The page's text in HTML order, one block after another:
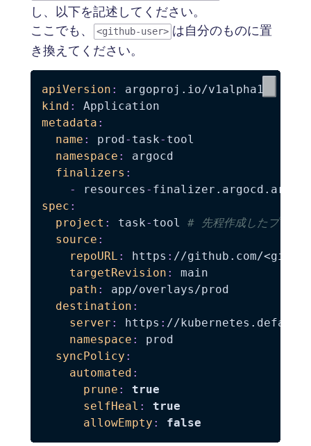
し、以下を記述してください。
ここでも、
<github-user> は自分のものに置
き換えてください。
apiVersion :
kind :
metadata :
name : prod- task- tool
namespace :
argocd
finalizers :
-
resources -
spec :
project : task- tool # 先程作成したプロジ
source :
repoURL : https : //github.com/
targetRevision :
main
path :
app/overlays/prod
destination :
server : https : //
namespace :
prod
syncPolicy :
automated :
prune :
true
selfHeal :
true
allowEmpty : false